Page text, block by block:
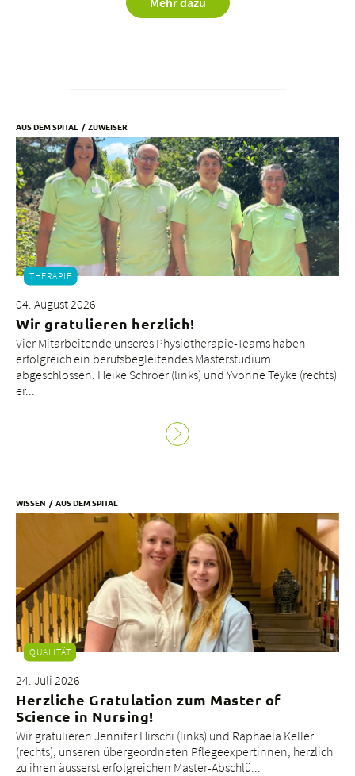
AUS DEM SPITAL ZUWEISER
THERAPIE
04. August 2026
Wir gratulieren herzlich!
Vier Mitarbeitende unseres Physiotherapie-Teams haben
erfolgreich ein berufsbegleitendes Masterstudium
abgeschlossen. Heike Schröer (links) und Yvonne Teyke (rechts)
er...
WISSEN AUS DEM SPITAL
QUALITÄT
24. Juli 2026
Herzliche Gratulation zum Master of
Science in Nursing!
Wir gratulieren Jennifer Hirschi (links) und Raphaela Keller
(rechts), unseren übergeordneten Pflegeexpertinnen, herzlich
zu ihren äusserst erfolgreichen Master-Abschlü...